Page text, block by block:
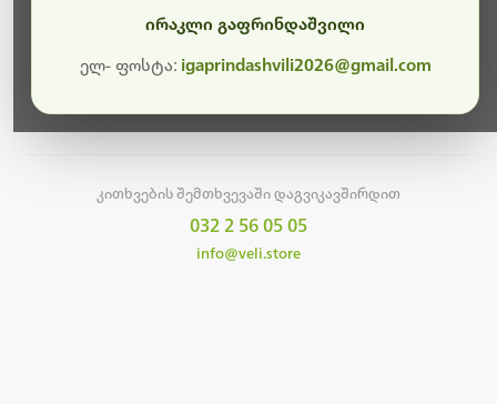
კითხვების შემთხვევაში დაგვიკავშირდით
032 2 56 05 05
info@veli.store
ირაკლი გაფრინდაშვილი
ელ- ფოსტა: igaprindashvili2026@gmail.com